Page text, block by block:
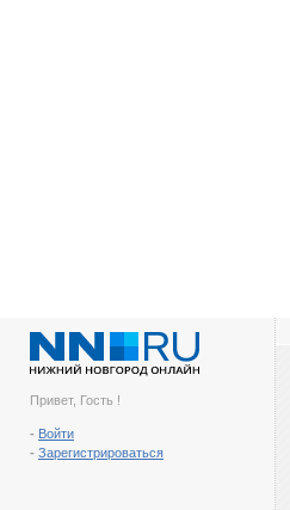
Привет, Гость !
- Войти
- Зарегистрироваться